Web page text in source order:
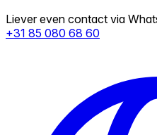
Liever even contact via
+31 85 080 68 60